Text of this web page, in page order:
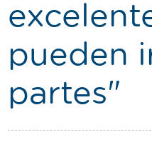
Buscador
Traductor
Segueix-nos:
pueden
partes"